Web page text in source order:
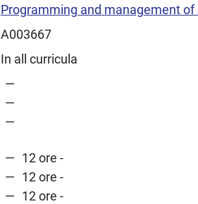
Programming and management
A003667
In all curricula
12 ore -
12 ore -
12 ore -